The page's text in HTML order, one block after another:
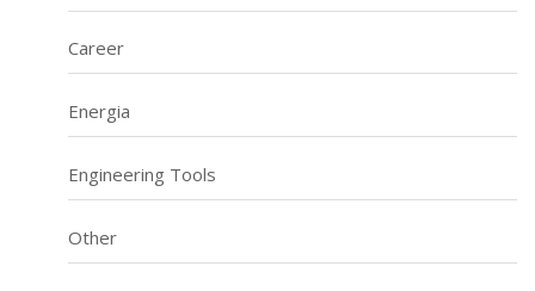
Career
Energia
Engineering Tools
Other